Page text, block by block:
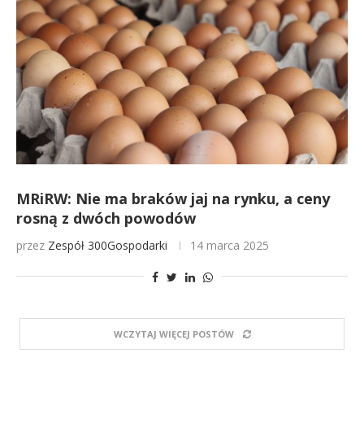
MRiRW: Nie ma braków jaj na rynku, a ceny
rosną z dwóch powodów
przez Zespół 300Gospodarki 14 marca 2025
WCZYTAJ WIĘCEJ POSTÓW